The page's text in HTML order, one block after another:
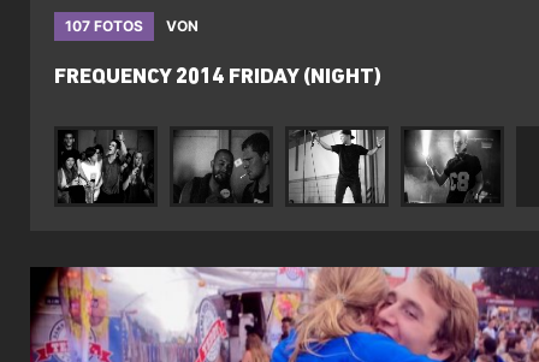
107 FOTOS VON
FREQUENCY 2014 FRIDAY (NIGHT)